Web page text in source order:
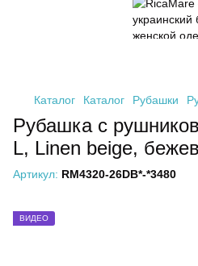
Каталог Каталог Рубашки
Рубашка с
L, Linen beige,
Артикул: RM4320-26DB*-*3480
ВИДЕО